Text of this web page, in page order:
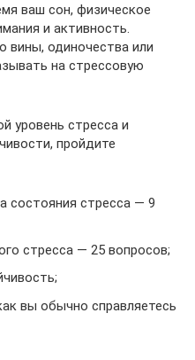
ваш сон, физическое
и активность.
вины, одиночества или
на стрессовую
уровень стресса и
пройдите
состояния стресса — 9
стресса — 25 вопросов;
вы обычно справляетесь